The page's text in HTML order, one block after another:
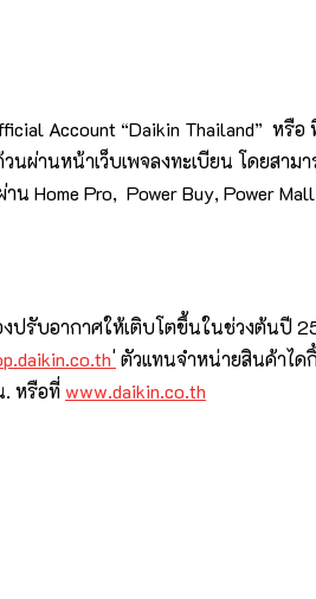
Account “Daikin Thailand” หรือ
ผ่านหน้าเว็บเพจลงทะเบียน โดยสาม
Home Pro, Power Buy, Power
รับอากาศให้เติบโตขึ้นในช่วงต้นปี
ตัวแทนจำหน่ายสินค้าไ
. หรือที่www.daikin.co.th